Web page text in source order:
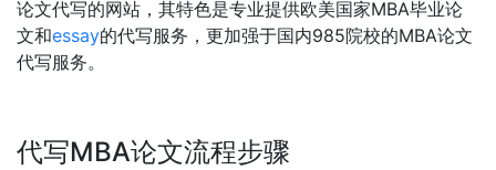
论文代写的网站，其特色是专业提供欧美国家MBA毕业论
文和essay的代写服务，更加强于国内985院校的MBA论文
代写服务。
代写MBA论文流程步骤